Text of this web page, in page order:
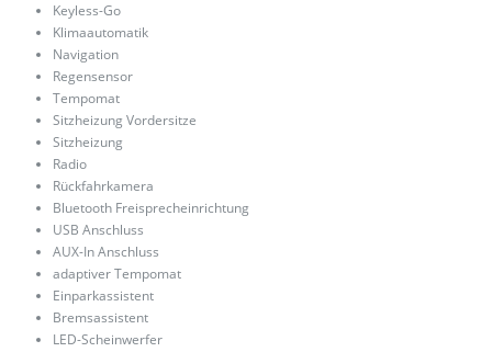
Keyless-Go
Klimaautomatik
Navigation
Regensensor
Tempomat
Sitzheizung Vordersitze
Sitzheizung
Radio
Rückfahrkamera
Bluetooth Freisprecheinrichtung
USB Anschluss
AUX-In Anschluss
adaptiver Tempomat
Einparkassistent
Bremsassistent
LED-Scheinwerfer